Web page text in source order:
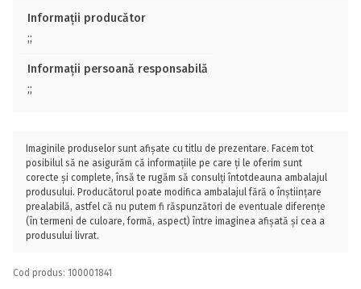
Informații producător
;;
Informații persoană responsabilă
;;
Imaginile produselor sunt afișate cu titlu de prezentare. Facem tot
posibilul să ne asigurăm că informațiile pe care ți le oferim sunt
corecte și complete, însă te rugăm să consulți întotdeauna ambalajul
produsului. Producătorul poate modifica ambalajul fără o înștiințare
prealabilă, astfel că nu putem fi răspunzători de eventuale diferențe
(în termeni de culoare, formă, aspect) între imaginea afișată și cea a
produsului livrat.
Cod produs: 100001841